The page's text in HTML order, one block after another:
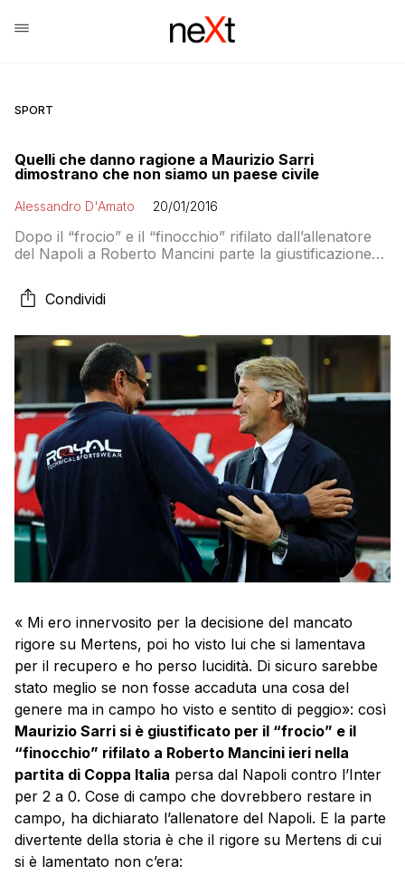
SPORT
Quelli che danno ragione a Maurizio Sarri
dimostrano che non siamo un paese civile
Alessandro D'Amato 20/01/2016
Dopo il “frocio” e il “finocchio” rifilato dall’allenatore
del Napoli a Roberto Mancini parte la giustificazione
sicurezza: a parti invertite avrebbero dato ragione
comunque a Sarri
Condividi
« Mi ero innervosito per la decisione del mancato
rigore su Mertens, poi ho visto lui che si lamentava
per il recupero e ho perso lucidità. Di sicuro sarebbe
stato meglio se non fosse accaduta una cosa del
genere ma in campo ho visto e sentito di peggio»: così
Maurizio Sarri si è giustificato per il “frocio” e il
“finocchio” rifilato a Roberto Mancini ieri nella
partita di Coppa Italia persa dal Napoli contro l’Inter
per 2 a 0. Cose di campo che dovrebbero restare in
campo, ha dichiarato l’allenatore del Napoli. E la parte
divertente della storia è che il rigore su Mertens di cui
si è lamentato non c’era: